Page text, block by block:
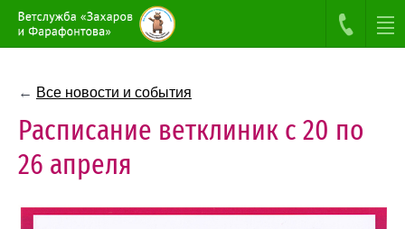
← Все новости и события
Расписание ветклиник с 20 по
26 апреля